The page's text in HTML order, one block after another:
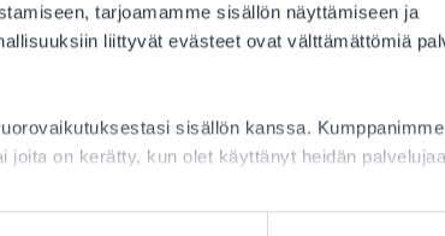
tarjoamamme sisällön näyttämiseen ja
liittyvät evästeet ovat välttämättömiä
sisällön kanssa.
on kerätty, kun olet käyttänyt heidän